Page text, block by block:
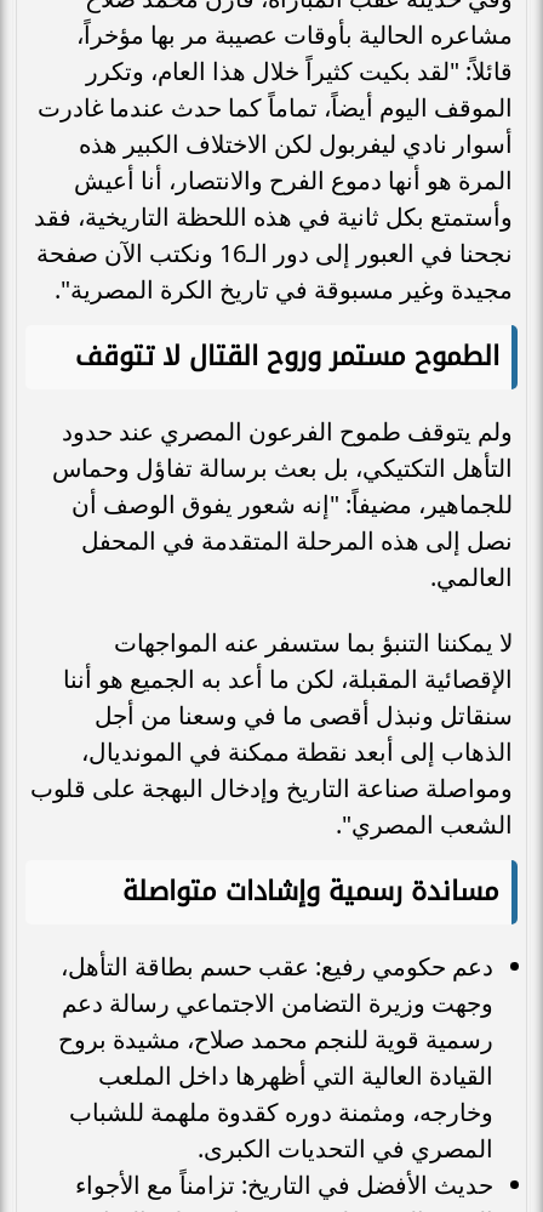
مشاعره الحالية بأوقات عصيبة مر بها مؤخراً،
قائلاً: "لقد بكيت كثيراً خلال هذا العام، وتكرر
الموقف اليوم أيضاً، تماماً كما حدث عندما غادرت
أسوار نادي ليفربول لكن الاختلاف الكبير هذه
المرة هو أنها دموع الفرح والانتصار، أنا أعيش
وأستمتع بكل ثانية في هذه اللحظة التاريخية، فقد
نجحنا في العبور إلى دور الـ16 ونكتب الآن صفحة
مجيدة وغير مسبوقة في تاريخ الكرة المصرية".
الطموح مستمر وروح القتال لا تتوقف
ولم يتوقف طموح الفرعون المصري عند حدود
التأهل التكتيكي، بل بعث برسالة تفاؤل وحماس
للجماهير، مضيفاً: "إنه شعور يفوق الوصف أن
نصل إلى هذه المرحلة المتقدمة في المحفل
العالمي.
لا يمكننا التنبؤ بما ستسفر عنه المواجهات
الإقصائية المقبلة، لكن ما أعد به الجميع هو أننا
سنقاتل ونبذل أقصى ما في وسعنا من أجل
الذهاب إلى أبعد نقطة ممكنة في المونديال،
ومواصلة صناعة التاريخ وإدخال البهجة على قلوب
الشعب المصري".
مساندة رسمية وإشادات متواصلة
دعم حكومي رفيع: عقب حسم بطاقة التأهل،
وجهت وزيرة التضامن الاجتماعي رسالة دعم
رسمية قوية للنجم محمد صلاح، مشيدة بروح
القيادة العالية التي أظهرها داخل الملعب
وخارجه، ومثمنة دوره كقدوة ملهمة للشباب
المصري في التحديات الكبرى.
حديث الأفضل في التاريخ: تزامناً مع الأجواء